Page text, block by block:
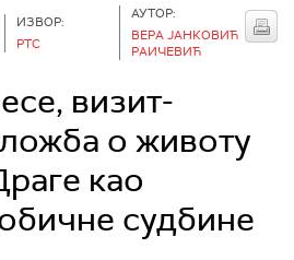
ИЗВОР:
РТС
АУТОР:
ВЕРА ЈАНКОВИЋ
РАИЧЕВИЋ
визит-
о животу
као
судбине